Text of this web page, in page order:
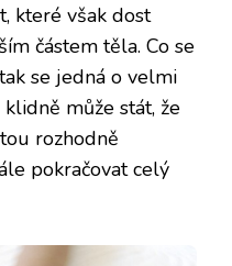
které však dost
částem těla. Co se
se jedná o velmi
může stát, že
rozhodně
pokračovat celý